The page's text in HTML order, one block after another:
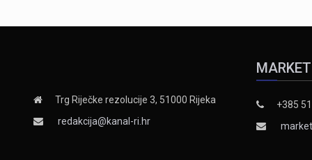
Trg Riječke rezolucije 3, 51000 Rijeka
redakcija@kanal-ri.hr
+385